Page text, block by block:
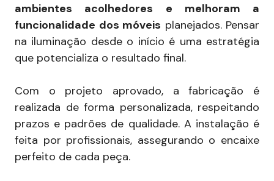
ambientes acolhedores e melhoram a
funcionalidade dos móveis planejados. Pensar
na iluminação desde o início é uma estratégia
que potencializa o resultado final.
Com o projeto aprovado, a fabricação é
realizada de forma personalizada, respeitando
prazos e padrões de qualidade. A instalação é
feita por profissionais, assegurando o encaixe
perfeito de cada peça.